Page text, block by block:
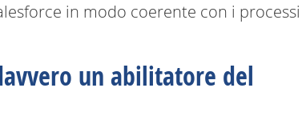
in modo coerente con i processi
un abilitatore del